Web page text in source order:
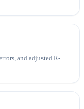
and adjusted R-